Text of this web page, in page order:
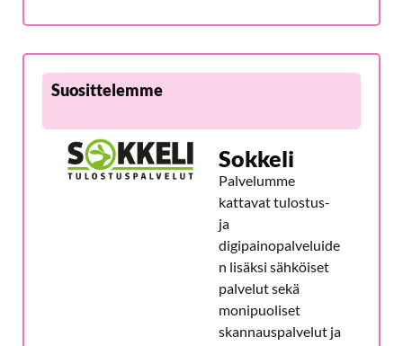
Suosittelemme
Sokkeli
Palvelumme
kattavat tulostus-
ja
digipainopalveluide
n lisäksi sähköiset
palvelut sekä
monipuoliset
skannauspalvelut ja